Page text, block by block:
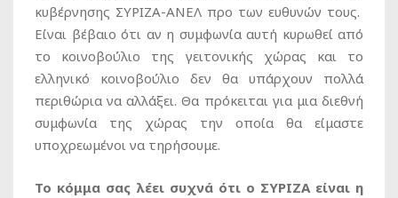
κυβέρνησης ΣΥΡΙΖΑ-ΑΝΕΛ προ των ευθυνών τους.
Είναι βέβαιο ότι αν η συμφωνία αυτή κυρωθεί από
το κοινοβούλιο της γειτονικής χώρας και το
ελληνικό κοινοβούλιο δεν θα υπάρχουν πολλά
περιθώρια να αλλάξει. Θα πρόκειται για μια διεθνή
συμφωνία της χώρας την οποία θα είμαστε
υποχρεωμένοι να τηρήσουμε.
Το κόμμα σας λέει συχνά ότι ο ΣΥΡΙΖΑ είναι η